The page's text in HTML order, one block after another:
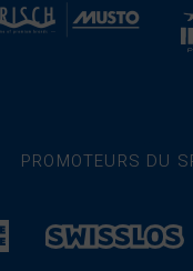
PROMOTEURS DU